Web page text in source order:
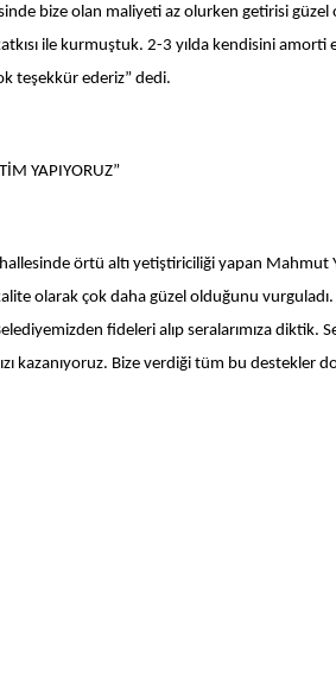
bize olan maliyeti az olurken getirisi
ile kurmuştuk. 2-3 yılda kendisini
teşekkür ederiz” dedi.
YAPIYORUZ”
örtü altı yetiştiriciliği yapan Mahmut
olarak çok daha güzel olduğunu
fideleri alıp seralarımıza diktik.
kazanıyoruz. Bize verdiği tüm bu destekler